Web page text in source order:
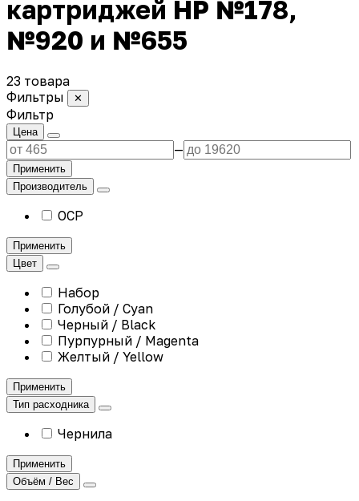
картриджей HP №178,
№920 и №655
23 товара
Фильтры
✕
Фильтр
Цена
—
Применить
Производитель
OCP
Применить
Цвет
Набор
Голубой / Cyan
Черный / Black
Пурпурный / Magenta
Желтый / Yellow
Применить
Тип расходника
Чернила
Применить
Объём / Вес